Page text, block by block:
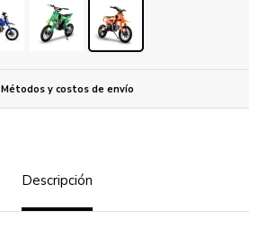
Métodos y costos de envío
Descripción